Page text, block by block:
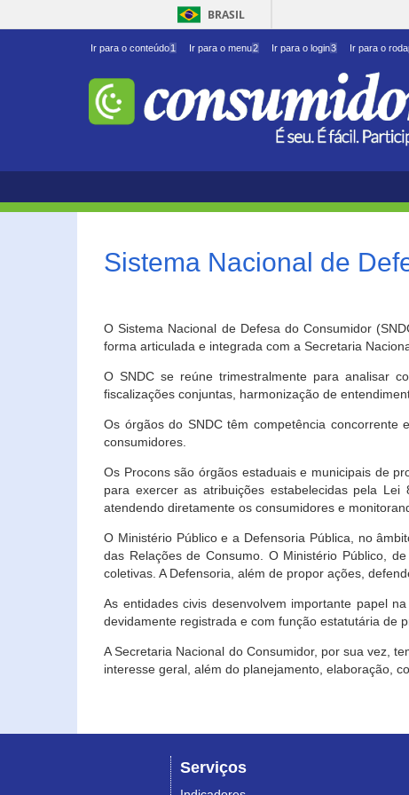
BRASIL
Ir para o conteúdo1 Ir para o menu2 Ir para o login3 Ir para o
Sistema Nacional de
O Sistema Nacional de Defesa do Consumidor
forma articulada e integrada com a Secretaria
O SNDC se reúne trimestralmente para analisar
fiscalizações conjuntas, harmonização de
Os órgãos do SNDC têm competência
consumidores.
Os Procons são órgãos estaduais e municipais de
para exercer as atribuições estabelecidas pela
atendendo diretamente os consumidores e
O Ministério Público e a Defensoria Pública, no
das Relações de Consumo. O Ministério Público,
coletivas. A Defensoria, além de propor ações,
As entidades civis desenvolvem importante papel
devidamente registrada e com função estatutária de
A Secretaria Nacional do Consumidor, por sua vez,
interesse geral, além do planejamento, elaboração,
Serviços